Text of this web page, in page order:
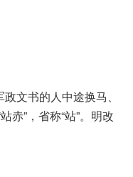
文书的人中途换马、
赤”，省称“站”。明改